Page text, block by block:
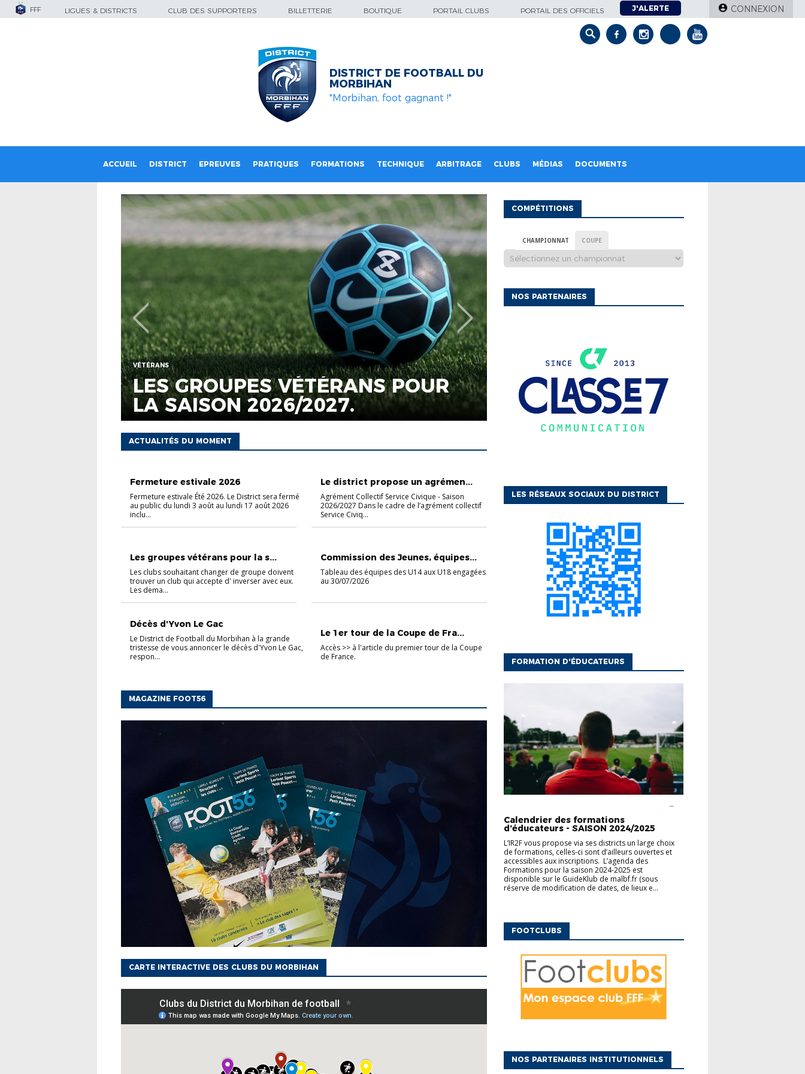
FFF LIGUES & DISTRICTS CLUB DES SUPPORTERS BILLETTERIE BOUTIQUE PORTAIL CLUBS PORTAIL DES OFFICIELS J'ALERTE CONNEXION
DISTRICT DE FOOTBALL DU
MORBIHAN
"Morbihan, foot gagnant !"
ACCUEIL DISTRICT EPREUVES PRATIQUES FORMATIONS TECHNIQUE ARBITRAGE CLUBS MÉDIAS DOCUMENTS
DÉCÈS D'YVON LE GAC
LE DISTRICT PROPOSE UN
AGRÉMENT COLLECTIF DE
VOLONTAIRE AU SERVICE
ACTUALITÉS DU MOMENT
Fermeture estivale 2026
Fermeture estivale Été 2026. Le District sera fermé
au public du lundi 3 août au lundi 17 août 2026
inclu...
Les groupes vétérans pour la s...
Les clubs souhaitant changer de groupe doivent
trouver un club qui accepte d' inverser avec eux.
Les dema...
Décès d'Yvon Le Gac
Le District de Football du Morbihan à la grande
tristesse de vous annoncer le décès d'Yvon Le Gac,
respon...
Le district propose un agrémen...
Agrément Collectif Service Civique - Saison
2026/2027 Dans le cadre de l’agrément collectif
Service Civiq...
Commission des Jeunes, équipes...
Tableau des équipes des U14 aux U18 engagées
au 30/07/2026
Le 1er tour de la Coupe de Fra...
Accès >> à l'article du premier tour de la Coupe
de France.
MAGAZINE FOOT56
CARTE INTERACTIVE DES CLUBS DU MORBIHAN
COMPÉTITIONS
CHAMPIONNAT COUPE
NOS PARTENAIRES
LES RÉSEAUX SOCIAUX DU DISTRICT
FORMATION D'ÉDUCATEURS
Calendrier des formations
d’éducateurs - SAISON 2024/2025
L’IR2F vous propose via ses districts un large choix
de formations, celles-ci sont d’ailleurs ouvertes et
accessibles aux inscriptions. L’agenda des
Formations pour la saison 2024-2025 est
disponible sur le GuideKlub de malbf.fr (sous
réserve de modification de dates, de lieux e...
FOOTCLUBS
NOS PARTENAIRES INSTITUTIONNELS